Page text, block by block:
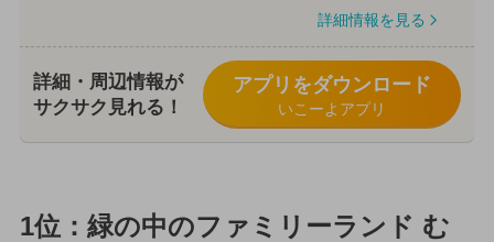
詳細情報を見る
詳細・周辺情報が
サクサク見れる！
アプリをダウンロード
いこーよアプリ
1位：緑の中のファミリーランド む